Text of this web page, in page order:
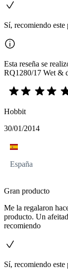
Sí, recomiendo este
Esta reseña se
RQ1280/17 Wet &
Hobbit
30/01/2014
España
Gran producto
Me la regalaron
producto. Un
recomiendo
Sí, recomiendo este